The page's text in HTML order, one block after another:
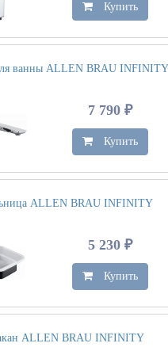
Купить
ванны ALLEN BRAU INFINITY
7 790 ₽
Купить
ALLEN BRAU INFINITY
5 230 ₽
Купить
ALLEN BRAU INFINITY